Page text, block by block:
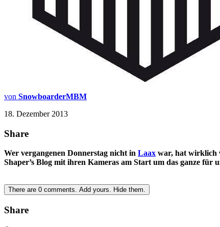
von SnowboarderMBM
18. Dezember 2013
Share
Wer vergangenen Donnerstag nicht in Laax war, hat wirklich
Shaper’s Blog mit ihren Kameras am Start um das ganze für
There are 0 comments. Add yours. Hide them.
Share